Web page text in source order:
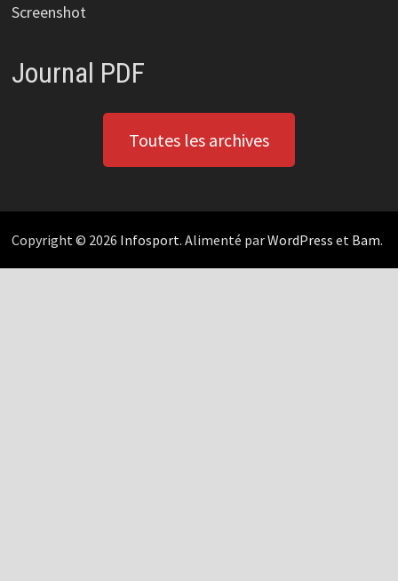
Screenshot
Journal PDF
Toutes les archives
Copyright © 2026 Infosport. Alimenté parWordPress et Bam.